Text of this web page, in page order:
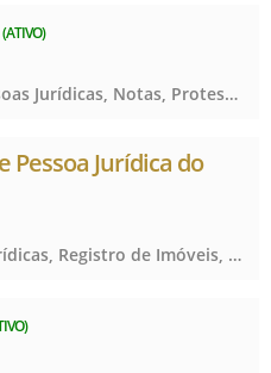
(ATIVO)
Notas, Protesto de Títulos, Registro de Títulos e Documentos e Civis das Pessoas Jurídicas, Notas, Protesto de Títulos, Registro de Títulos e Documentos e Civis das Pessoas Jurídicas, Notas, Protesto de Títulos, Registro de Títulos e Documentos e Civis das Pessoas Jurídicas
Pessoa Jurídica do
Registro de Imóveis, Registro de Títulos e Documentos e Civis das Pessoas Jurídicas, Registro de Imóveis, Registro de Títulos e Documentos e Civis das Pessoas Jurídicas, Registro de Imóveis, Registro de Títulos e Documentos e Civis das Pessoas Jurídicas